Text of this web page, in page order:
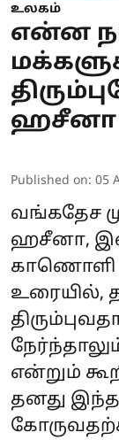
உலகம்
என்ன
ஹசீனா
Published on: 05
வங்கதேச
ஹசீனா,
காணொளி
உரையில்,
என்றும்
தனது இந்த